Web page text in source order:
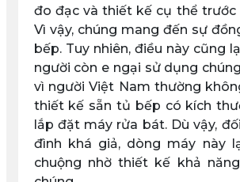
đo đạc và thiết kế cụ thể trước
Vì vậy, chúng mang đến sự
bếp. Tuy nhiên, điều này cũng
người còn e ngại sử dụng
vì người Việt Nam thường
thiết kế sẵn tủ bếp có kích
lắp đặt máy rửa bát. Dù vậy,
đình khá giả, dòng máy này
chuộng nhờ thiết kế khả